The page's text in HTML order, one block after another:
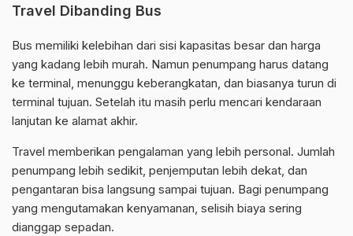
Travel Dibanding Bus
Bus memiliki kelebihan dari sisi kapasitas besar dan harga
yang kadang lebih murah. Namun penumpang harus datang
ke terminal, menunggu keberangkatan, dan biasanya turun di
terminal tujuan. Setelah itu masih perlu mencari kendaraan
lanjutan ke alamat akhir.
Travel memberikan pengalaman yang lebih personal. Jumlah
penumpang lebih sedikit, penjemputan lebih dekat, dan
pengantaran bisa langsung sampai tujuan. Bagi penumpang
yang mengutamakan kenyamanan, selisih biaya sering
dianggap sepadan.